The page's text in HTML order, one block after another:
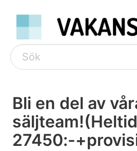
Bli en del av
27450:-